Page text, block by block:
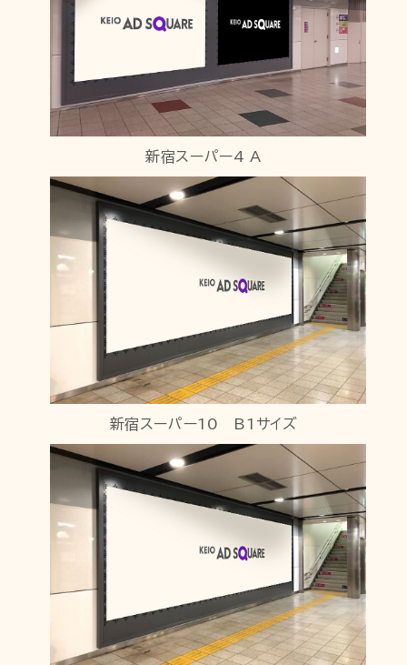
新宿スーパー4 A
新宿スーパー10 B1サイズ